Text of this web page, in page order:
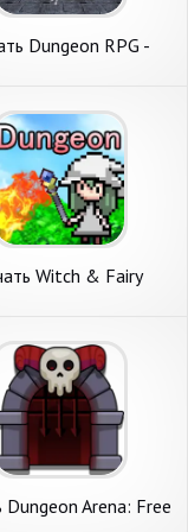
Dungeon RPG -
Андроид
Witch & Fairy
на Андроид
Dungeon Arena: Free